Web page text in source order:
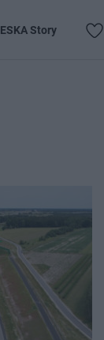
ESKA Story